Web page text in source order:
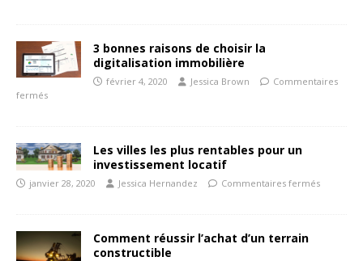
3 bonnes raisons de choisir la
digitalisation immobilière
février 4, 2020 Jessica Brown
Commentaires
fermés
Les villes les plus rentables pour un
investissement locatif
janvier 28, 2020 Jessica Hernandez Commentaires fermés
Comment réussir l’achat d’un terrain
constructible